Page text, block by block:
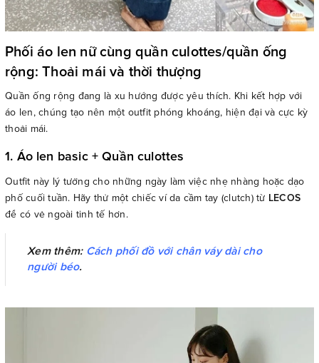
Phối áo len nữ cùng quần culottes/quần ống
rộng: Thoải mái và thời thượng
Quần ống rộng đang là xu hướng được yêu thích. Khi kết hợp với
áo len, chúng tạo nên một outfit phóng khoáng, hiện đại và cực kỳ
thoải mái.
1. Áo len basic + Quần culottes
Outfit này lý tưởng cho những ngày làm việc nhẹ nhàng hoặc dạo
phố cuối tuần. Hãy thử một chiếc ví da cầm tay (clutch) từ LECOS
để có vẻ ngoài tinh tế hơn.
Xem thêm: Cách phối đồ với chân váy dài cho
người béo.